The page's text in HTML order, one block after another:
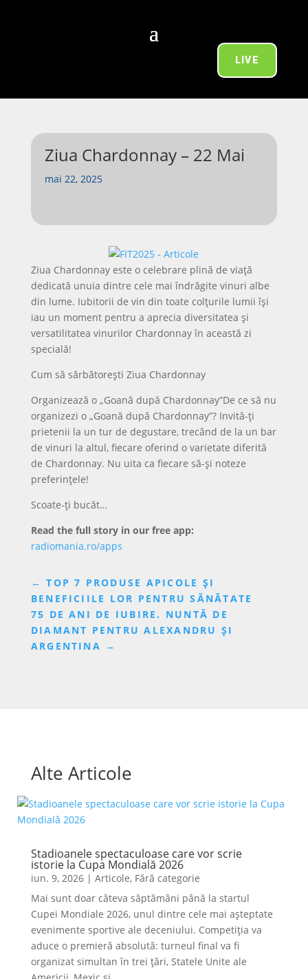
LIVE
Ziua Chardonnay – 22 Mai
mai 22, 2025
Ziua Chardonnay este o celebrare plină de viață
dedicată unuia dintre cele mai îndrăgite vinuri albe
din lume. Iubitorii de vin din toate colțurile lumii își
iau un moment pentru a aprecia diversitatea și
versatilitatea vinurilor Chardonnay în această zi
specială!
Cum să sărbătorești Ziua Chardonnay
Organizează o „Goană după Chardonnay”De ce să nu
organizezi o „Goană după Chardonnay”? Invită-ți
prietenii la un tur de degustare, trecând de la un bar
de vinuri la altul, fiecare oferind o varietate diferită
de Chardonnay. Nu uita ca fiecare să-și noteze
preferințele!
Scoate-ți bucăt…
Read the full story in our free app:
radiomania.ro/apps
←TOP 7 PRODUSE APICOLE ȘI
BENEFICIILE LOR PENTRU SĂNĂTATE
75 DE ANI DE IUBIRE. NUNTĂ DE
DIAMANT PENTRU ALEXANDRU ȘI
ARGENTINA →
Alte Articole
Stadioanele spectaculoase care vor scrie
istorie la Cupa Mondială 2026
iun. 9, 2026| Articole, Fără categorie
Mai sunt doar câteva săptămâni până la startul
Cupei Mondiale 2026, unul dintre cele mai așteptate
evenimente sportive ale deceniului. Competiția va
aduce o premieră absolută: turneul final va fi
organizat simultan în trei țări, Statele Unite ale